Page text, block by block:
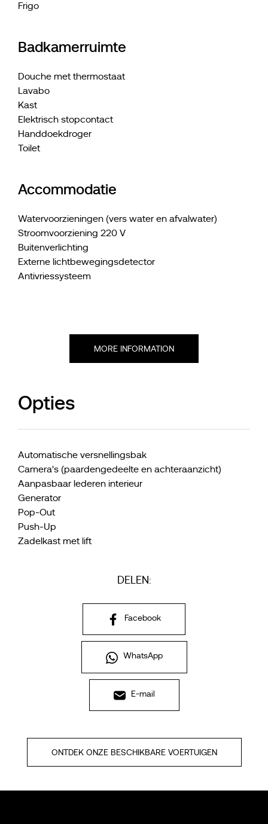
Frigo
Badkamerruimte
Douche met thermostaat
Lavabo
Kast
Elektrisch stopcontact
Handdoekdroger
Toilet
Accommodatie
Watervoorzieningen (vers water en afvalwater)
Stroomvoorziening 220 V
Buitenverlichting
Externe lichtbewegingsdetector
Antivriessysteem
MORE INFORMATION
Opties
Automatische versnellingsbak
Camera's (paardengedeelte en achteraanzicht)
Aanpasbaar lederen interieur
Generator
Pop-Out
Push-Up
Zadelkast met lift
DELEN:
Facebook
WhatsApp
E-mail
ONTDEK ONZE BESCHIKBARE VOERTUIGEN